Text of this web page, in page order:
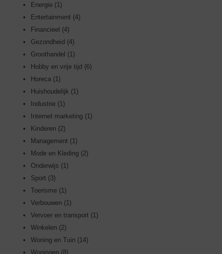
Energie (1)
Entertainment (4)
Financieel (4)
Gezondheid (4)
Groothandel (1)
Hobby en vrije tijd (6)
Horeca (1)
Huishoudelijk (1)
Industrie (1)
Internet marketing (1)
Kinderen (2)
Management (1)
Mode en Kleding (2)
Onderwijs (1)
Sport (3)
Toerisme (1)
Verbouwen (1)
Vervoer en transport (1)
Winkelen (2)
Woning en Tuin (14)
Woningen (8)